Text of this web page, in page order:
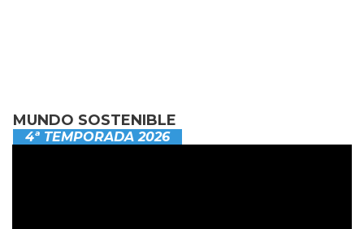
MUNDO SOSTENIBLE
4ª TEMPORADA 2026